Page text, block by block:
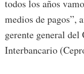
todos los años
medios de pagos”,
gerente general del
Interbancario